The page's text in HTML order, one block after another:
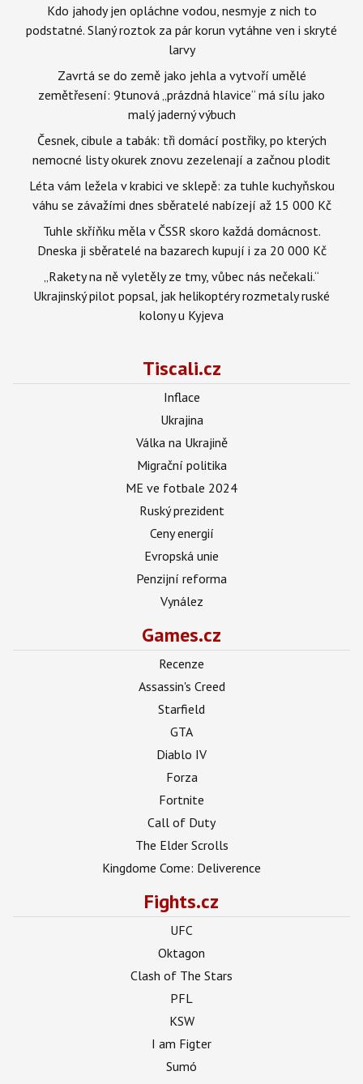
Kdo jahody jen opláchne vodou, nesmyje z nich to
podstatné. Slaný roztok za pár korun vytáhne ven i skryté
larvy
Zavrtá se do země jako jehla a vytvoří umělé
zemětřesení: 9tunová „prázdná hlavice“ má sílu jako
malý jaderný výbuch
Česnek, cibule a tabák: tři domácí postřiky, po kterých
nemocné listy okurek znovu zezelenají a začnou plodit
Léta vám ležela v krabici ve sklepě: za tuhle kuchyňskou
váhu se závažími dnes sběratelé nabízejí až 15 000 Kč
Tuhle skříňku měla v ČSSR skoro každá domácnost.
Dneska ji sběratelé na bazarech kupují i za 20 000 Kč
„Rakety na ně vyletěly ze tmy, vůbec nás nečekali.“
Ukrajinský pilot popsal, jak helikoptéry rozmetaly ruské
kolony u Kyjeva
Tiscali.cz
Inflace
Ukrajina
Válka na Ukrajině
Migrační politika
ME ve fotbale 2024
Ruský prezident
Ceny energií
Evropská unie
Penzijní reforma
Vynález
Games.cz
Recenze
Assassin's Creed
Starfield
GTA
Diablo IV
Forza
Fortnite
Call of Duty
The Elder Scrolls
Kingdome Come: Deliverence
Fights.cz
UFC
Oktagon
Clash of The Stars
PFL
KSW
I am Figter
Sumó